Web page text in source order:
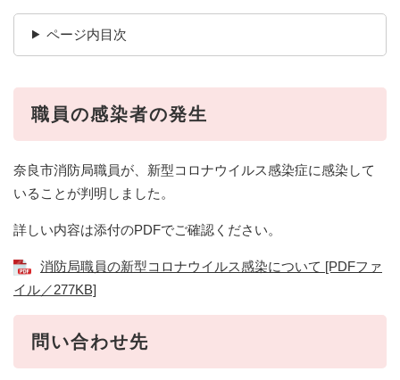
ページ内目次
職員の感染者の発生
奈良市消防局職員が、新型コロナウイルス感染症に感染して
いることが判明しました。
詳しい内容は添付のPDFでご確認ください。
消防局職員の新型コロナウイルス感染について [PDFファ
イル／277KB]
問い合わせ先